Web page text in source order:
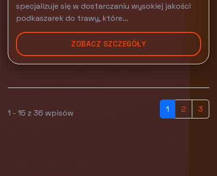
specjalizuje się w dostarczaniu wysokiej jakości
podkaszarek do trawy, które...
ZOBACZ SZCZEGÓŁY
1 - 15 z 36 wpisów 1 2 3